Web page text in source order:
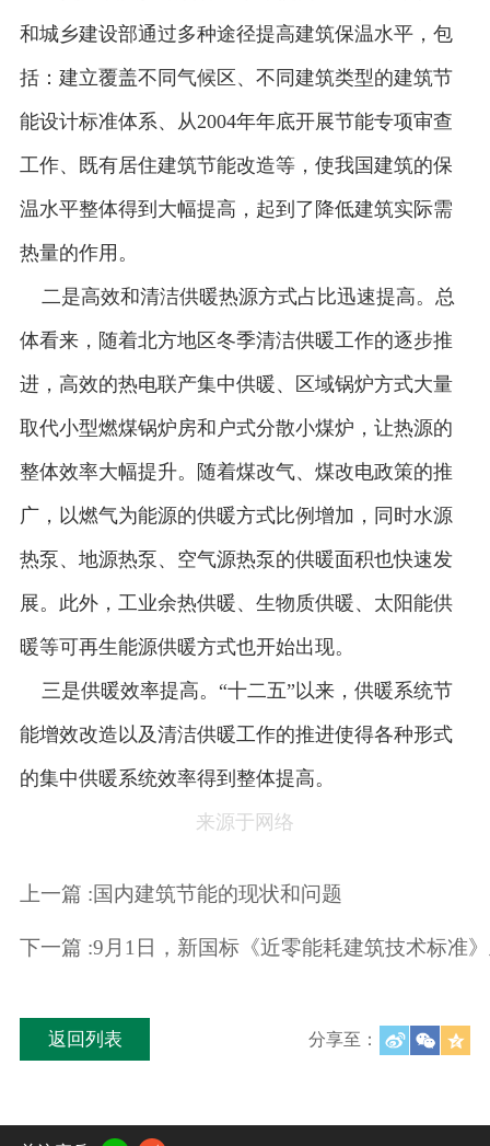
和城乡建设部通过多种途径提高建筑保温水平，包
括：建立覆盖不同气候区、不同建筑类型的建筑节
能设计标准体系、从2004年年底开展节能专项审查
工作、既有居住建筑节能改造等，使我国建筑的保
温水平整体得到大幅提高，起到了降低建筑实际需
热量的作用。
二是高效和清洁供暖热源方式占比迅速提高。总
体看来，随着北方地区冬季清洁供暖工作的逐步推
进，高效的热电联产集中供暖、区域锅炉方式大量
取代小型燃煤锅炉房和户式分散小煤炉，让热源的
整体效率大幅提升。随着煤改气、煤改电政策的推
广，以燃气为能源的供暖方式比例增加，同时水源
热泵、地源热泵、空气源热泵的供暖面积也快速发
展。此外，工业余热供暖、生物质供暖、太阳能供
暖等可再生能源供暖方式也开始出现。
三是供暖效率提高。“十二五”以来，供暖系统节
能增效改造以及清洁供暖工作的推进使得各种形式
的集中供暖系统效率得到整体提高。
来源于网络
上一篇 :国内建筑节能的现状和问题
下一篇 :9月1日，新国标《近零能耗建筑技术标准
返回列表 分享至：